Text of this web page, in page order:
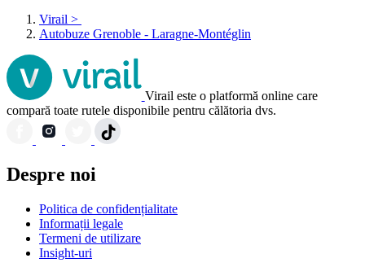
Virail >
Autobuze Grenoble - Laragne-Montéglin
Virail este o platformă online care
compară toate rutele disponibile pentru călătoria dvs.
Despre noi
Politica de confidențialitate
Informații legale
Termeni de utilizare
Insight-uri